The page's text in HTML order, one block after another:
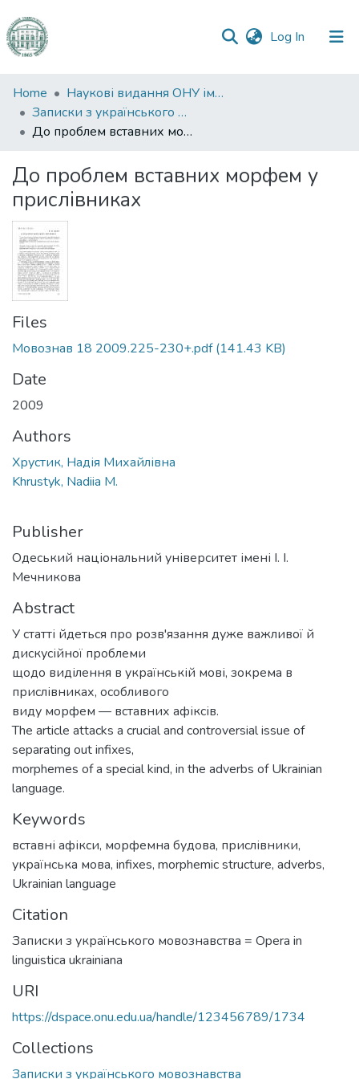
Log In (current)
Communities
&
Collections
Statistics
Home
Наукові видання ОНУ імені І. І. Мечникова
Записки з українського мовознавства
До проблем вставних морфем у прислівниках
До проблем вставних морфем у
прислівниках
Files
Мовознав 18 2009.225-230+.pdf(141.43 KB)
Date
2009
Authors
Хрустик, Надія Михайлівна
Khrustyk, Nadiia M.
Publisher
Одеський національний університет імені І. І.
Мечникова
Abstract
У статті йдеться про розв'язання дуже важливої й
дискусійної проблеми
щодо виділення в українській мові, зокрема в
прислівниках, особливого
виду морфем — вставних афіксів.
The article attacks a crucial and controversial issue of
separating out infixes,
morphemes of a special kind, in the adverbs of Ukrainian
language.
Keywords
вставні афікси, морфемна будова, прислівники,
українська мова, infixes, morphemic structure, adverbs,
Ukrainian language
Citation
Записки з українського мовознавства = Opera in
linguistica ukrainiana
URI
https://dspace.onu.edu.ua/handle/123456789/1734
Collections
Записки з українського мовознавства